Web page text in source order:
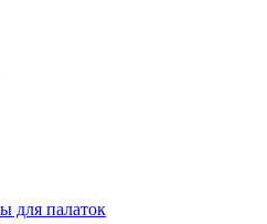
для палаток